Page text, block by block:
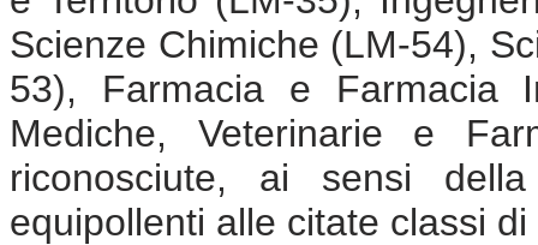
Scienze Chimiche (LM-54),
53), Farmacia e Farmacia
Mediche, Veterinarie e
riconosciute, ai sensi
equipollenti alle citate classi